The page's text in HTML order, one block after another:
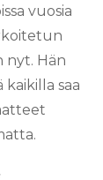
vuosia
nyt. Hän
kaikilla saa